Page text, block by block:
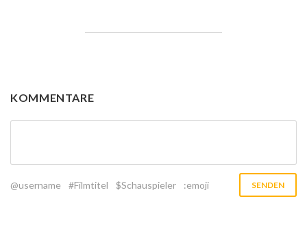
KOMMENTARE
@username #Filmtitel $Schauspieler :emoji